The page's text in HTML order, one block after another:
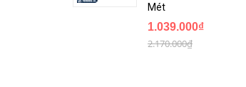
Mét
1.039.000₫
2.170.000₫